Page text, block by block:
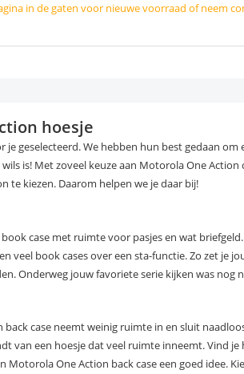
in de gaten voor nieuwe voorraad of neem
hoesje
geselecteerd. We hebben hun best gedaan
is! Met zoveel keuze aan Motorola One Action
te kiezen. Daarom helpen we je daar bij!
case met ruimte voor pasjes en wat
book cases over een sta-functie. Zo zet je
Onderweg jouw favoriete serie kijken was nog
case neemt weinig ruimte in en sluit
van een hoesje dat veel ruimte inneemt. Vind
One Action back case een goed idee.